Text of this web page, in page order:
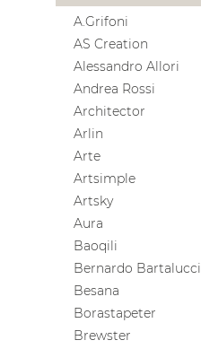
A.Grifoni
AS Creation
Alessandro Allori
Andrea Rossi
Architector
Arlin
Arte
Artsimple
Artsky
Aura
Baoqili
Bernardo Bartalucci
Besana
Borastapeter
Brewster